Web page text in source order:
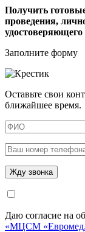
Получить
проведения,
удостоверяющего
Заполните форму
Оставьте свои
ближайшее время.
Даю согласие на
«МЦСМ «Евромед.